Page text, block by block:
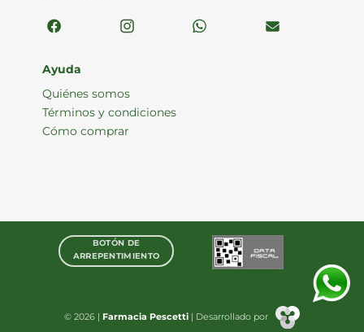
Ayuda
Quiénes somos
Términos y condiciones
Cómo comprar
BOTÓN DE
ARREPENTIMIENTO
© 2026 | Farmacia Pescetti | Desarrollado por